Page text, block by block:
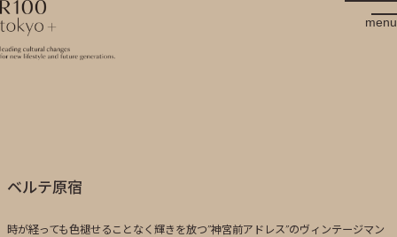
R100 tokyo
menu
ベルテ原宿
時が経っても色褪せることなく輝きを放つ”神宮前アドレス”のヴィンテージマン